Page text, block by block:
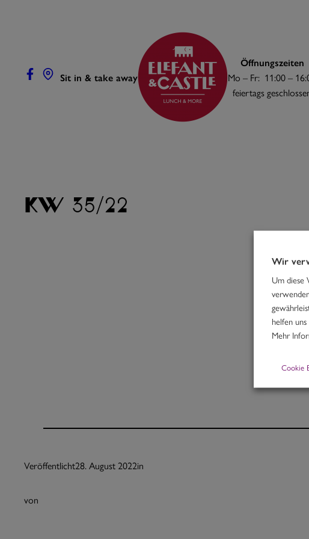
Sit in & take away
Öffnungszeiten
Mo – Fr: 11:00 –
feiertags
KW 35/22
Veröffentlicht28. August 2022in
von
Wir
Um diese
helfen
Mehr
Cookie